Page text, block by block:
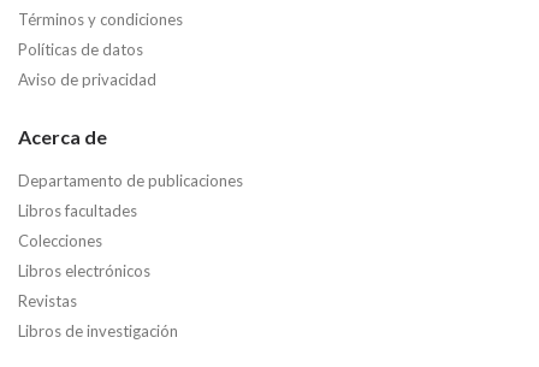
Términos y condiciones
Políticas de datos
Aviso de privacidad
Acerca de
Departamento de publicaciones
Libros facultades
Colecciones
Libros electrónicos
Revistas
Libros de investigación